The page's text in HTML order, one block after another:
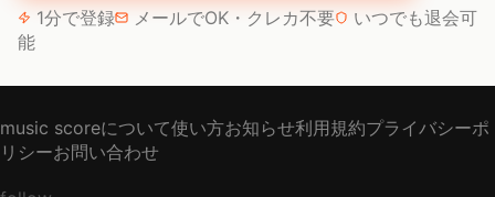
1分で登録 メールでOK・クレカ不要
いつでも退会可
能
music scoreについて使い方お知らせ利用規約プライバシーポ
リシーお問い合わせ